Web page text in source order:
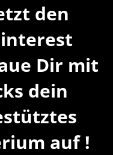
den
Dir mit
dein
auf!